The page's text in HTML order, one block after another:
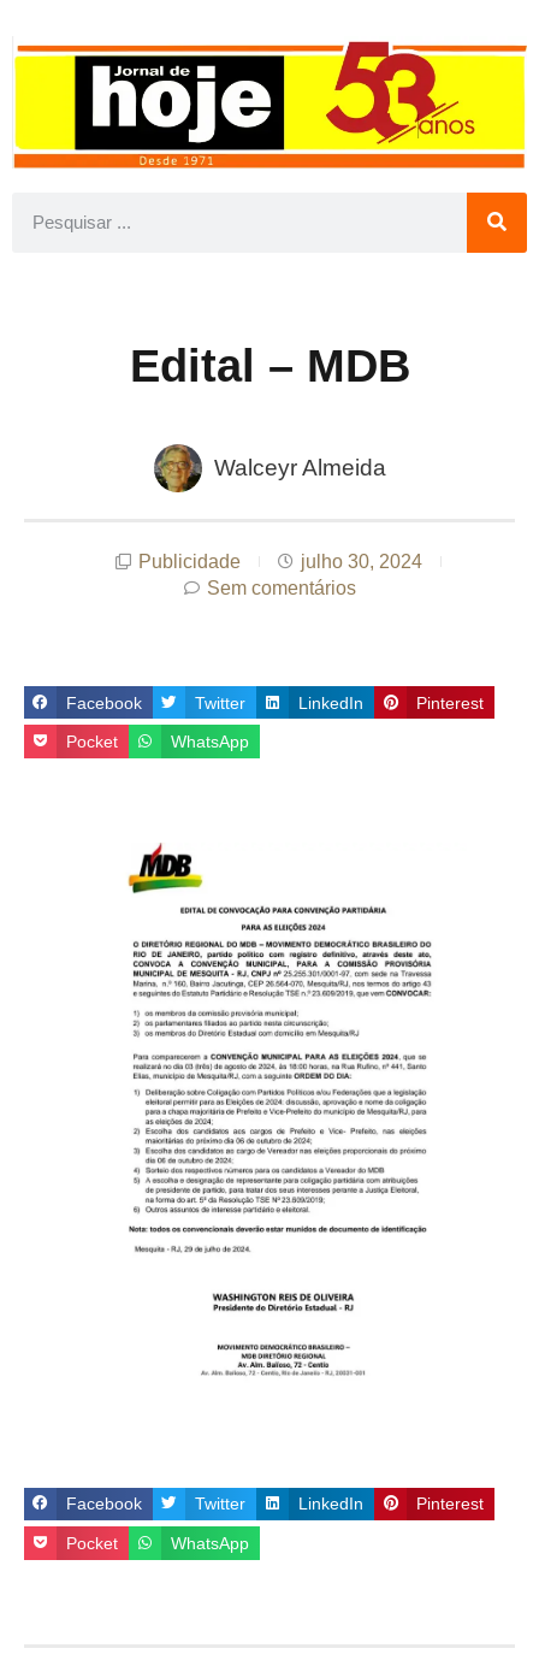
Edital – MDB
Walceyr Almeida
Publicidade
julho 30, 2024
Sem comentários
Facebook Twitter LinkedIn Pinterest
Pocket WhatsApp
Facebook Twitter LinkedIn Pinterest
Pocket WhatsApp